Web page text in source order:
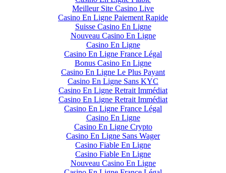
Meilleur Site Casino Live
Casino En Ligne Paiement Rapide
Suisse Casino En Ligne
Nouveau Casino En Ligne
Casino En Ligne
Casino En Ligne France Légal
Bonus Casino En Ligne
Casino En Ligne Le Plus Payant
Casino En Ligne Sans KYC
Casino En Ligne Retrait Immédiat
Casino En Ligne Retrait Immédiat
Casino En Ligne France Légal
Casino En Ligne
Casino En Ligne Crypto
Casino En Ligne Sans Wager
Casino Fiable En Ligne
Casino Fiable En Ligne
Nouveau Casino En Ligne